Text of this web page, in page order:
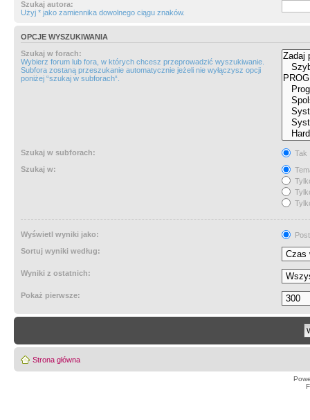
Szukaj autora:
Użyj * jako zamiennika dowolnego ciągu znaków.
OPCJE WYSZUKIWANIA
Szukaj w forach:
Wybierz forum lub fora, w których chcesz przeprowadzić wyszukiwanie.
Subfora zostaną przeszukanie automatycznie jeżeli nie wyłączysz opcji
poniżej “szukaj w subforach“.
Szukaj w subforach:
Tak
Szukaj w:
Wyświetl wyniki jako:
Sortuj wyniki według:
Wyniki z ostatnich:
Pokaż pierwsze:
Strona główna